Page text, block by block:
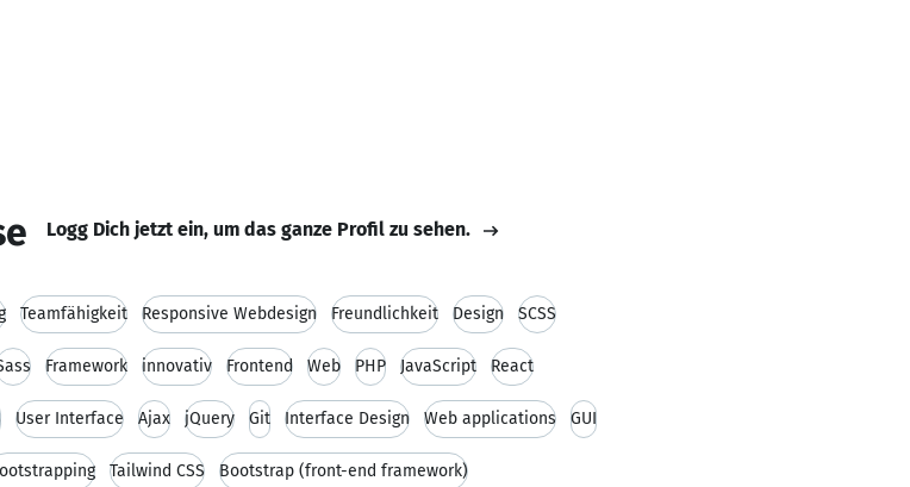
Logg Dich jetzt ein, um das ganze Profil zu sehen.
Teamfähigkeit Responsive Webdesign Freundlichkeit Design SCSS
Framework innovativ Frontend Web PHP JavaScript React
User Interface Ajax jQuery Git Interface Design Web applications GUI
Tailwind CSS Bootstrap (front-end framework)